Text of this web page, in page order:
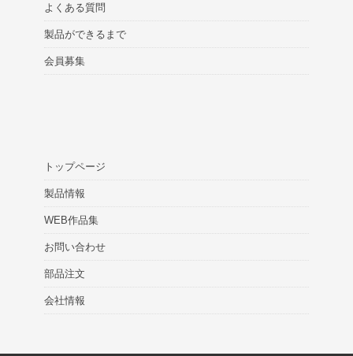
よくある質問
製品ができるまで
会員募集
トップページ
製品情報
WEB作品集
お問い合わせ
部品注文
会社情報